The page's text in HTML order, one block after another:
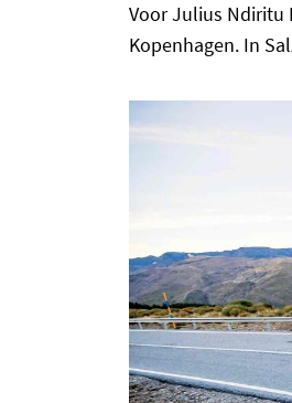
Voor Julius Ndiritu
Kopenhagen. In